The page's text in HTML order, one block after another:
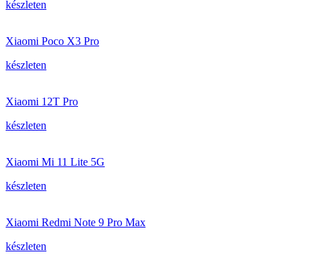
készleten
Xiaomi Poco X3 Pro
készleten
Xiaomi 12T Pro
készleten
Xiaomi Mi 11 Lite 5G
készleten
Xiaomi Redmi Note 9 Pro Max
készleten